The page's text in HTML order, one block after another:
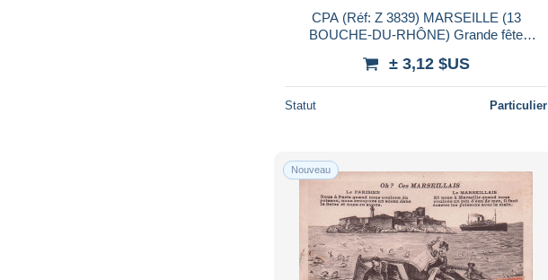
CPA (Réf: Z 3839) MARSEILLE (13
BOUCHE-DU-RHÔNE) Grande fête
animée)
± 3,12 $US
Statut Particulier
Nouveau